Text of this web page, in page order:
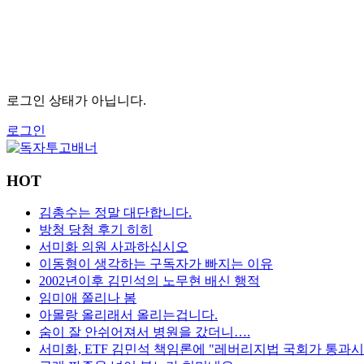
로그인 상태가 아닙니다.
로그인
HOT
김총수는 정말 대단합니다.
방청 당첨 후기 히히
서미화 의원 사과하십시오
이동형이 생각하는 구독자가 빠지는 이유
2002년이후 김민석의 노무현 배신 행적
임미애 쫄리나 봄
아몰랑 올리래서 올리는겁니다.
숨이 잘 안쉬어져서 병원을 갔더니….
서미화, ETF 김민석 책임론에 "레버리지법 국회가 통과